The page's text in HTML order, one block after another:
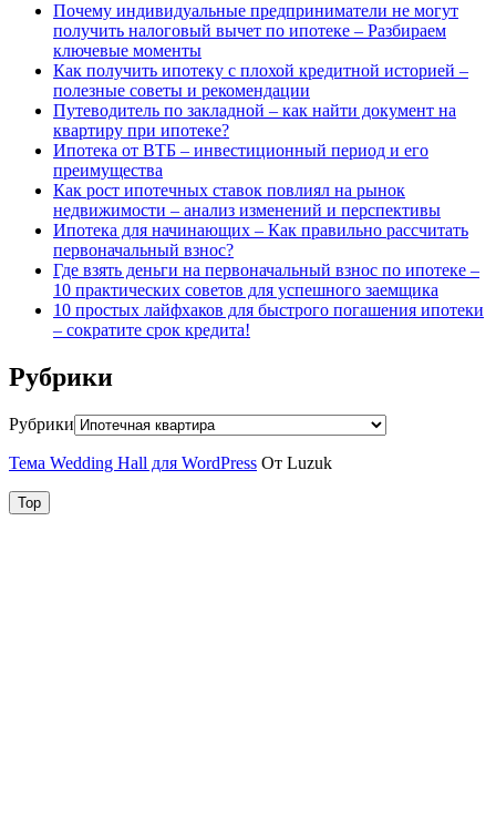
Почему индивидуальные предприниматели не могут
получить налоговый вычет по ипотеке – Разбираем
ключевые моменты
Как получить ипотеку с плохой кредитной историей –
полезные советы и рекомендации
Путеводитель по закладной – как найти документ на
квартиру при ипотеке?
Ипотека от ВТБ – инвестиционный период и его
преимущества
Как рост ипотечных ставок повлиял на рынок
недвижимости – анализ изменений и перспективы
Ипотека для начинающих – Как правильно рассчитать
первоначальный взнос?
Где взять деньги на первоначальный взнос по ипотеке –
10 практических советов для успешного заемщика
10 простых лайфхаков для быстрого погашения ипотеки
– сократите срок кредита!
Рубрики
Рубрики
Тема Wedding Hall для WordPress От Luzuk
Top